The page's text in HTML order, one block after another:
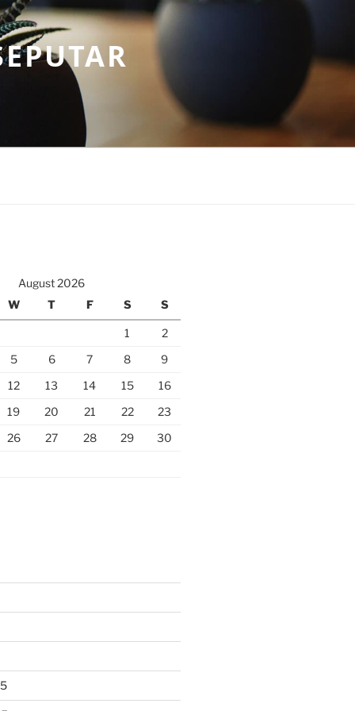
August 2026
W T F S S
1
2
5 6 7 8
9
12 13 14 15
16
19 20 21 22
23
26 27 28 29
30